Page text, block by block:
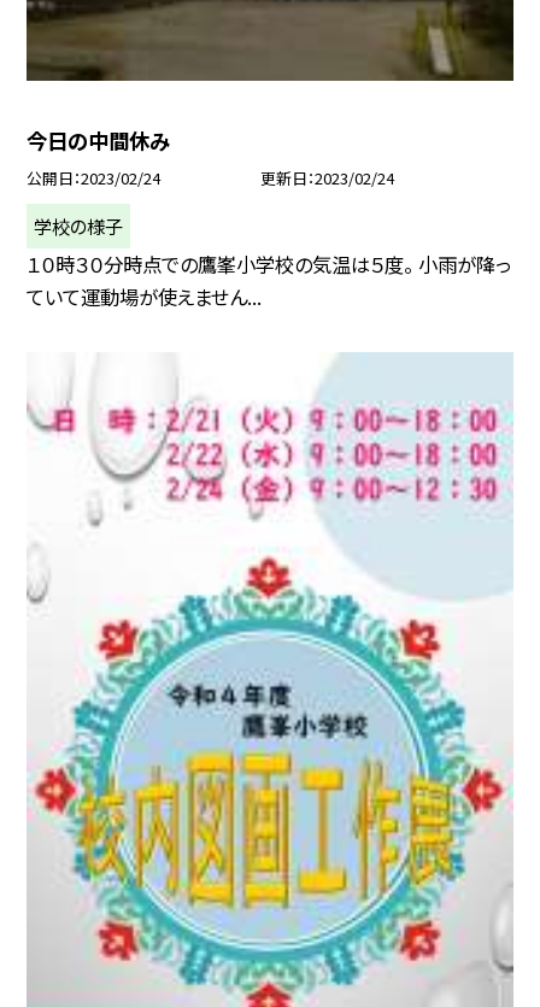
今日の中間休み
公開日 2023/02/24 更新日 2023/02/24
学校の様子
１０時３０分時点での鷹峯小学校の気温は５度。 小雨が降っ
ていて運動場が使えません...